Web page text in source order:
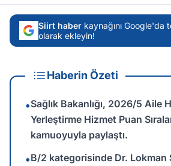
Siirt haber kaynağını Google'da
olarak ekleyin!
Haberin Özeti
•Sağlık Bakanlığı, 2026/5 Aile
Yerleştirme Hizmet Puan
kamuoyuyla paylaştı.
•B/2 kategorisinde Dr.